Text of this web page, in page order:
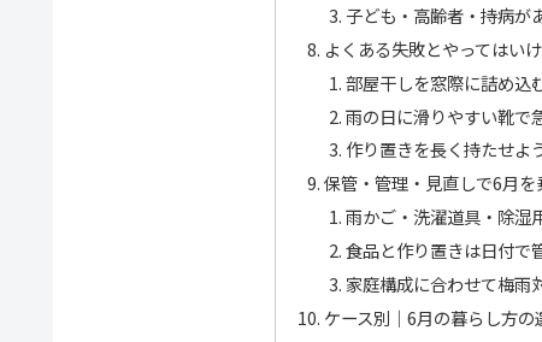
子ども・高齢者・持病が
よくある失敗とやってはい
部屋干しを窓際に詰め込
雨の日に滑りやすい靴で
作り置きを長く持たせよ
保管・管理・見直しで6月を
雨かご・洗濯道具・除湿
食品と作り置きは日付で
家庭構成に合わせて梅雨
ケース別｜6月の暮らし方の